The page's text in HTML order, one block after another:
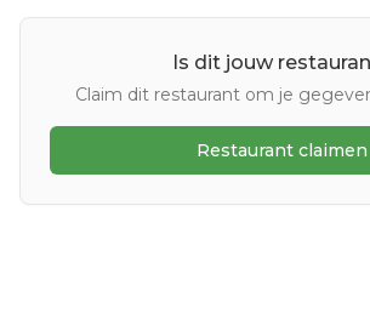
Is dit jouw
Claim dit restaurant om je
Restaurant claimen